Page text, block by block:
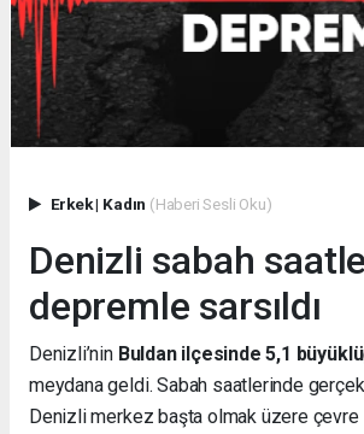
Erkek| Kadın (Haberi Sesli Oku)
Denizli sabah
depremle sarsıldı
Denizli’nin Buldan ilçesinde 5,1
meydana geldi. Sabah saatlerinde
Denizli merkez başta olmak üzere